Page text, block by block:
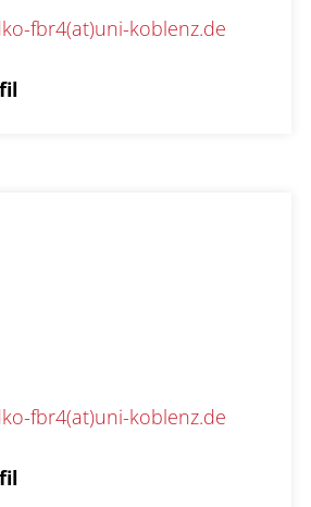
fbr4(at)uni-koblenz.de
fbr4(at)uni-koblenz.de